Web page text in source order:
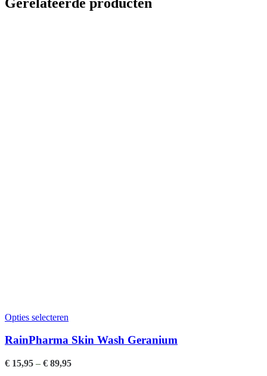
Opties selecteren
RainPharma Skin Wash Geranium
€ 15,95 – € 89,95